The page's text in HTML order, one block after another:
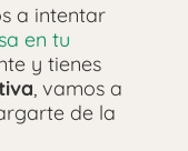
a intentar
en tu
y tienes
, vamos a
de la